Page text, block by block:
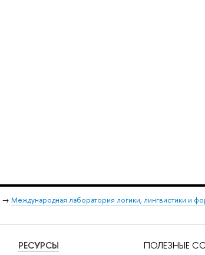
→ Международная лаборатория логики, лингвистики и
РЕСУРСЫ ПОЛЕЗНЫЕ